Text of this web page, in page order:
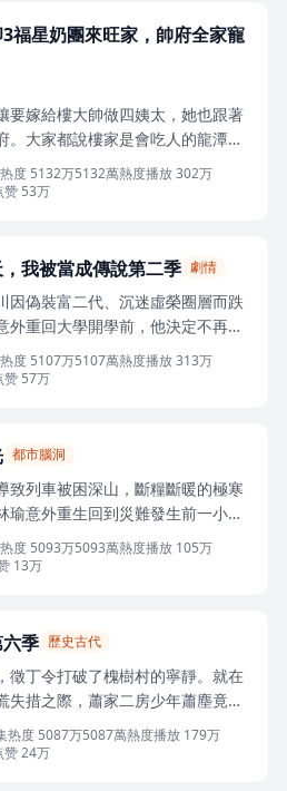
斑的殘劍浮仙。
福星奶團來旺家，帥府全家寵
要嫁給樓大帥做四姨太，她也跟著
。大家都說樓家是會吃人的龍潭虎
小拖油瓶肯定活不了多久，遲早會
起被趕出去。可是——少帥大哥帶
街。斷腿消沉的四哥振作起來要復
陪妹妹一起玩。
热度 5132万5132萬熱度播放 302万
赞 53万
我被當成傳說第二季 劇情
因偽裝富二代、沉迷虛榮圈層而跌
外重回大學開學前，他決定不再靠
人，而是重新規劃人生，認真生
擇。買房、入學、結識504宿舍三
高看。賓利、輝騰、車牌烏龍、宿
園風波接連發酵，讓他越想平靜，
人視線中心。
热度 5107万5107萬熱度播放 313万
赞 57万
都市腦洞
致列車被困深山，斷糧斷暖的極寒
瑜意外重生回到災難發生前一小
世被至親背叛、全家凍餓慘死的記
恨意步步為營，提前囤積生存物
次化解危機守護家人。在秩序崩塌
場中，作惡者自食惡果，她憑藉冷
終攜父母等來救援，迎來劫後重生
热度 5093万5093萬熱度播放 105万
13万
季 歷史古代
徵丁令打破了槐樹村的寧靜。就在
失措之際，蕭家二房少年蕭塵竟奇
來。他不再是那個任人欺負的軟柿
著現代記憶的全新靈魂。面對偏心
热度 5087万5087萬熱度播放 179万
赞 24万